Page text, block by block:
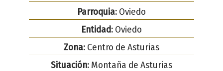
Parroquia: Oviedo
Entidad: Oviedo
Zona: Centro de Asturias
Situación: Montaña de Asturias